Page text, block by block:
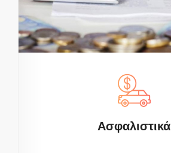
Ασφαλιστικά